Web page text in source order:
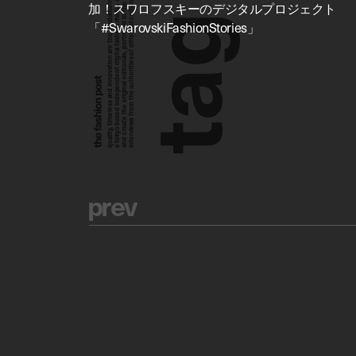
t
a
g
加！スワロフスキーのデジタルプロジェクト
「#SwarovskiFashionStories」
prev